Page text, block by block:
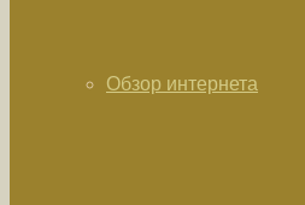
Обзор интернета